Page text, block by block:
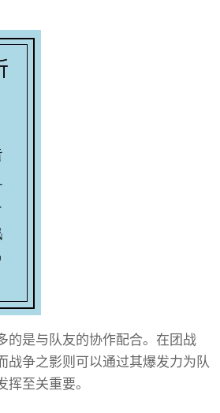
的是与队友的协作配合。在团战
战争之影则可以通过其爆发力为队
至关重要。